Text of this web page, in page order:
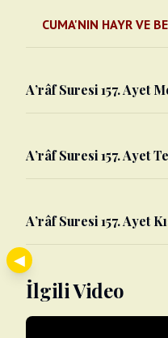
CUMA'NIN HAYR VE
A’râf Suresi 157. Ayet
A’râf Suresi 157. Ayet
A’râf Suresi 157. Ayet
İlgili Video
◀